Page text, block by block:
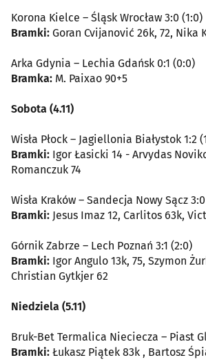
Korona Kielce – Śląsk Wrocław 3:0 (1:0)
Bramki: Goran Cvijanović 26k, 72, Nika
Arka Gdynia – Lechia Gdańsk 0:1 (0:0)
Bramka: M. Paixao 90+5
Sobota (4.11)
Wisła Płock – Jagiellonia Białystok 1:2
Bramki: Igor Łasicki 14 - Arvydas
Romanczuk 74
Wisła Kraków – Sandecja Nowy Sącz
Bramki: Jesus Imaz 12, Carlitos 63k,
Górnik Zabrze – Lech Poznań 3:1 (2:0)
Bramki: Igor Angulo 13k, 75, Szymon
Christian Gytkjer 62
Niedziela (5.11)
Bruk-Bet Termalica Nieciecza – Piast
Bramki: Łukasz Piątek 83k , Bartosz